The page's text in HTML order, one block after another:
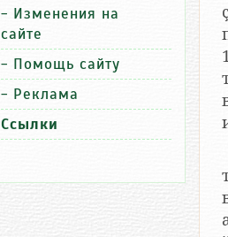
- Изменения на
сайте
- Помощь сайту
- Реклама
Ссылки